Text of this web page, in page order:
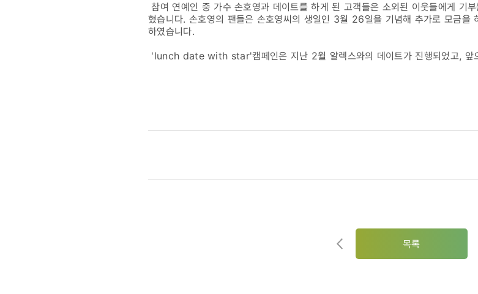
참여 연예인 중 가수 손호영과 데이트를 하게 된 고객들은 소외된 이웃들에게 기
혔습니다. 손호영의 팬들은 손호영씨의 생일인 3월 26일을 기념해 추가로 모금
하였습니다.
'lunch date with star'캠페인은 지난 2월 알렉스와의 데이트가 진행되었고, 앞
목록